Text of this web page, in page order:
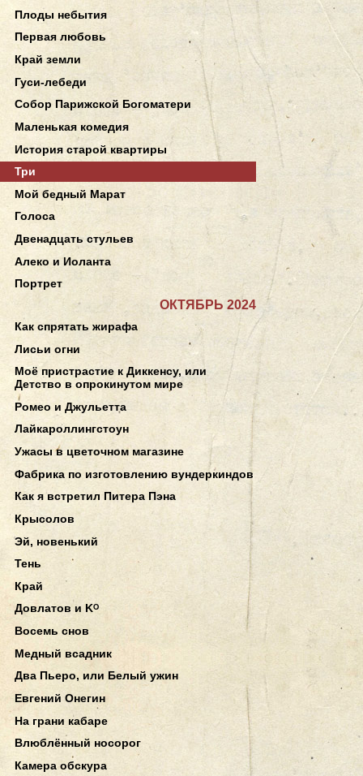
Плоды небытия
Первая любовь
Край земли
Гуси-лебеди
Собор Парижской Богоматери
Маленькая комедия
История старой квартиры
Три
Мой бедный Марат
Голоса
Двенадцать стульев
Алеко и Иоланта
Портрет
ОКТЯБРЬ 2024
Как спрятать жирафа
Лисьи огни
Моё пристрастие к Диккенсу, или
Детство в опрокинутом мире
Ромео и Джульетта
Лайкароллингстоун
Ужасы в цветочном магазине
Фабрика по изготовлению вундеркиндов
Как я встретил Питера Пэна
Крысолов
Эй, новенький
Тень
Край
Довлатов и Kᴼ
Восемь снов
Медный всадник
Два Пьеро, или Белый ужин
Евгений Онегин
На грани кабаре
Влюблённый носорог
Камера обскура